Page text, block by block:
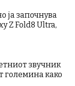
ја започнува
Z Fold8 Ultra,
звучник
големина како